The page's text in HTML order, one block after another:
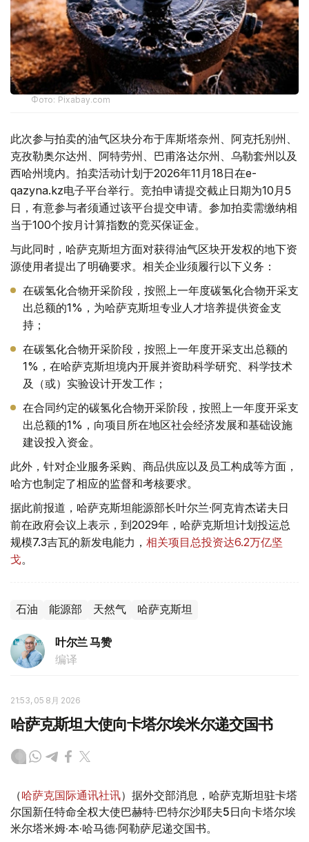
Фото: Pixabay.com
此次参与拍卖的油气区块分布于库斯塔奈州、阿克托别州、
克孜勒奥尔达州、阿特劳州、巴甫洛达尔州、乌勒套州以及
西哈州境内。拍卖活动计划于2026年11月18日在e-
qazyna.kz电子平台举行。竞拍申请提交截止日期为10月5
日，有意参与者须通过该平台提交申请。参加拍卖需缴纳相
当于100个按月计算指数的竞买保证金。
与此同时，哈萨克斯坦方面对获得油气区块开发权的地下资
源使用者提出了明确要求。相关企业须履行以下义务：
在碳氢化合物开采阶段，按照上一年度碳氢化合物开采支
出总额的1%，为哈萨克斯坦专业人才培养提供资金支
持；
在碳氢化合物开采阶段，按照上一年度开采支出总额的
1%，在哈萨克斯坦境内开展并资助科学研究、科学技术
及（或）实验设计开发工作；
在合同约定的碳氢化合物开采阶段，按照上一年度开采支
出总额的1%，向项目所在地区社会经济发展和基础设施
建设投入资金。
此外，针对企业服务采购、商品供应以及员工构成等方面，
哈方也制定了相应的监督和考核要求。
据此前报道，哈萨克斯坦能源部长叶尔兰·阿克肯杰诺夫日
前在政府会议上表示，到2029年，哈萨克斯坦计划投运总
规模7.3吉瓦的新发电能力， 相关项目总投资达6.2万亿坚
戈。
石油 能源部 天然气 哈萨克斯坦
叶尔兰 马赞
编译
21:53, 05 8月 2026
哈萨克斯坦大使向卡塔尔埃米尔递交国书
（哈萨克国际通讯社讯）据外交部消息，哈萨克斯坦驻卡塔
尔国新任特命全权大使巴赫特·巴特尔沙耶夫5日向卡塔尔埃
米尔塔米姆·本·哈马德·阿勒萨尼递交国书。